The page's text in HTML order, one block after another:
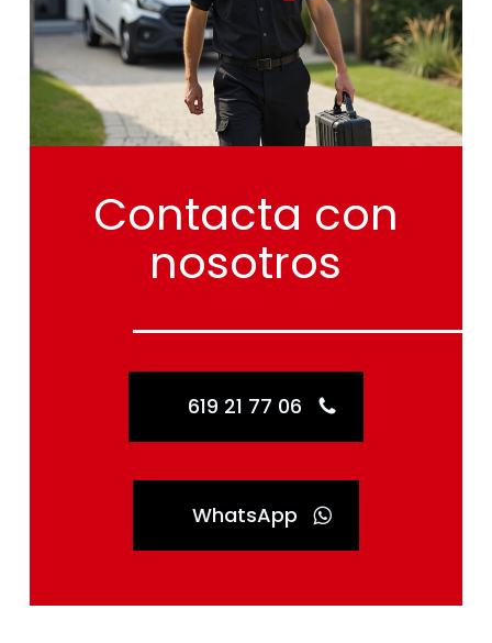
Contacta con
nosotros
619 21 77 06
WhatsApp